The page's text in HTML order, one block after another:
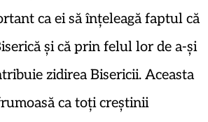
ca ei să înțeleagă faptul că
și că prin felul lor de a-și
zidirea Bisericii. Aceasta
ca toți creștinii